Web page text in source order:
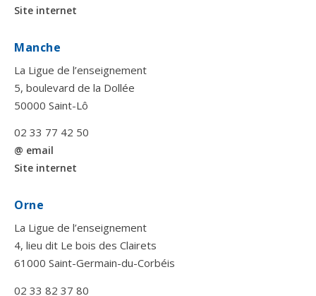
Site internet
Manche
La Ligue de l’enseignement
5, boulevard de la Dollée
50000 Saint-Lô
02 33 77 42 50
@ email
Site internet
Orne
La Ligue de l’enseignement
4, lieu dit Le bois des Clairets
61000 Saint-Germain-du-Corbéis
02 33 82 37 80